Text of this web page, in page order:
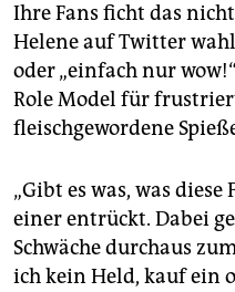
Ihre Fans ficht das
Helene auf Twitter
oder „einfach nur
Role Model für
fleischgewordene
„Gibt es was, was
einer entrückt. Dabei
Schwäche durchaus
ich kein Held, kauf ein